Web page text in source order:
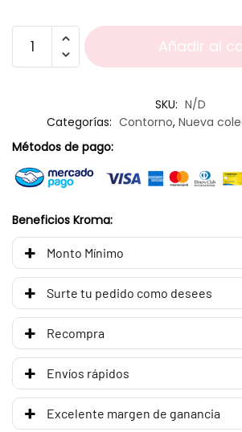
Añadir al
SKU: N/D
Categorías: Contorno, Nueva
Métodos de pago:
Beneficios Kroma:
Monto Mínimo
Surte tu pedido como desees
Recompra
Envíos rápidos
Excelente margen de ganancia